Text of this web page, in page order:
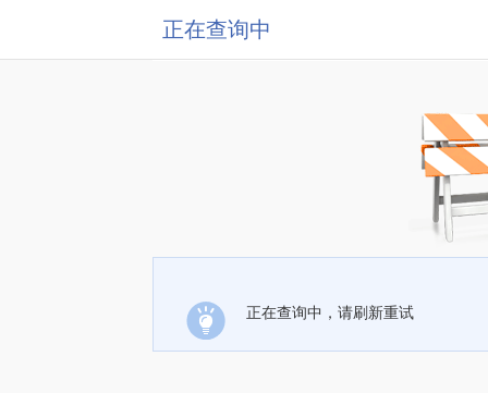
正在查询中
正在查询中，请刷新重试